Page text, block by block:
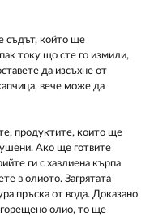
съдът, който ще
току що сте го измили,
да изсъхне от
вече може да
продуктите, които ще
Ако ще готвите
ги с хавлиена кърпа
в олиото. Загрятата
пръска от вода. Доказано
олио, то ще